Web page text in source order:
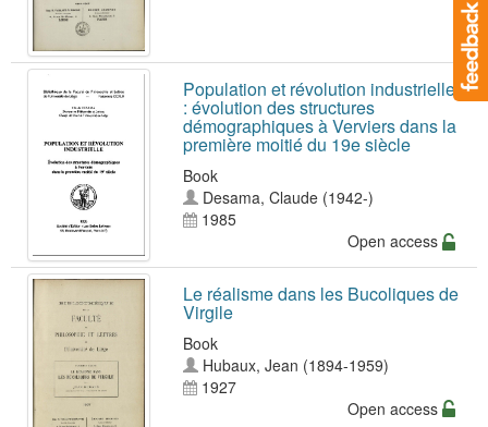
Population et révolution industrielle
: évolution des structures
démographiques à Verviers dans la
première moitié du 19e siècle
Book
Desama, Claude (1942-)
1985
Open access
Le réalisme dans les Bucoliques de
Virgile
Book
Hubaux, Jean (1894-1959)
1927
Open access